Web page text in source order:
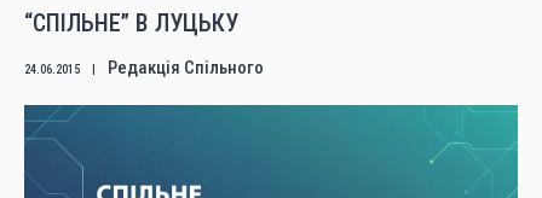
“СПІЛЬНЕ” В ЛУЦЬКУ
24.06.2015 Редакція Спільного